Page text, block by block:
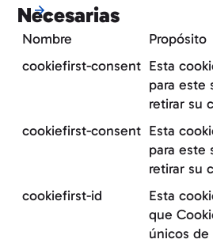
Necesarias
Nombre
Propósito
cookiefirst-consent Esta
para este
retirar su
cookiefirst-consent Esta
para este
retirar su
cookiefirst-id
Esta
que
únicos